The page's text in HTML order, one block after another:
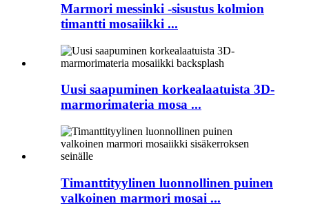
Marmori messinki -sisustus kolmion
timantti mosaiikki ...
Uusi saapuminen korkealaatuista 3D-
marmorimateria mosa ...
Timanttityylinen luonnollinen puinen
valkoinen marmori mosai ...